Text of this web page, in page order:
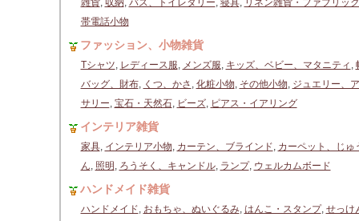
雑貨, 収納, バス、トイレタリー, 寝具, リネン雑貨・ファブリック
帯電話小物
ファッション、小物雑貨
Tシャツ, レディース服, メンズ服, キッズ、ベビー、マタニティ ,
バッグ、財布, くつ、かさ , 化粧小物, その他小物, ジュエリー、
サリー, 宝石・天然石, ビーズ, ピアス・イアリング
インテリア雑貨
家具, インテリア小物, カーテン、ブラインド, カーペット、じゅ
ん, 照明 , ろうそく、キャンドル, ランプ, ウェルカムボード
ハンドメイド雑貨
ハンドメイド, おもちゃ、ぬいぐるみ, はんこ・スタンプ, せっけ